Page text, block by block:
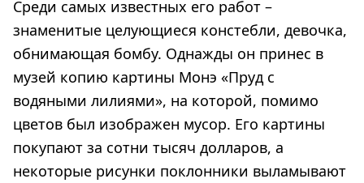
Среди самых известных его работ –
знаменитые целующиеся констебли, девочка,
обнимающая бомбу. Однажды он принес в
музей копию картины Монэ «Пруд с
водяными лилиями», на которой, помимо
цветов был изображен мусор. Его картины
покупают за сотни тысяч долларов, а
некоторые рисунки поклонники выламывают